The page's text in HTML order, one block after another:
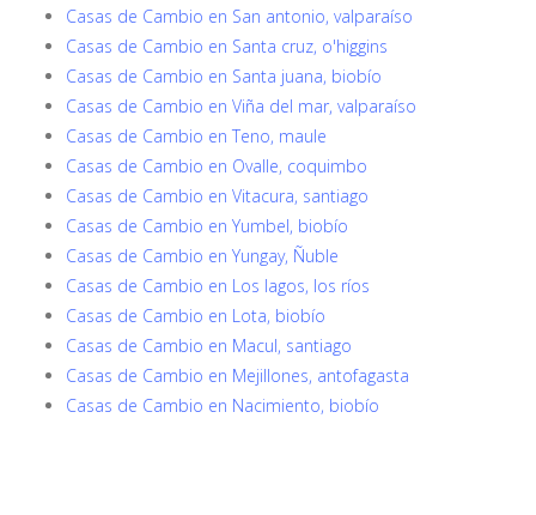
Casas de Cambio en San antonio, valparaíso
Casas de Cambio en Santa cruz, o'higgins
Casas de Cambio en Santa juana, biobío
Casas de Cambio en Viña del mar, valparaíso
Casas de Cambio en Teno, maule
Casas de Cambio en Ovalle, coquimbo
Casas de Cambio en Vitacura, santiago
Casas de Cambio en Yumbel, biobío
Casas de Cambio en Yungay, Ñuble
Casas de Cambio en Los lagos, los ríos
Casas de Cambio en Lota, biobío
Casas de Cambio en Macul, santiago
Casas de Cambio en Mejillones, antofagasta
Casas de Cambio en Nacimiento, biobío